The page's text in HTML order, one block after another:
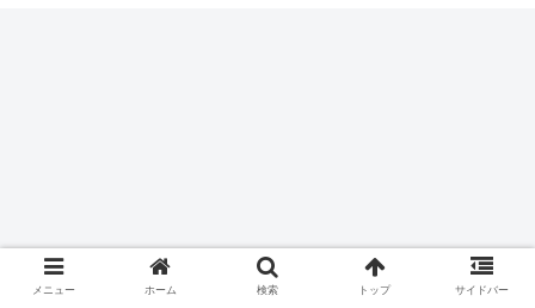
メニュー ホーム 検索 トップ サイドバー